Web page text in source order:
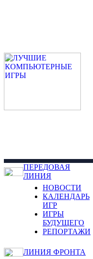
ПЕРЕДОВАЯ
ЛИНИЯ
НОВОСТИ
КАЛЕНДАРЬ
ИГР
ИГРЫ
БУДУЩЕГО
РЕПОРТАЖИ
ЛИНИЯ ФРОНТА